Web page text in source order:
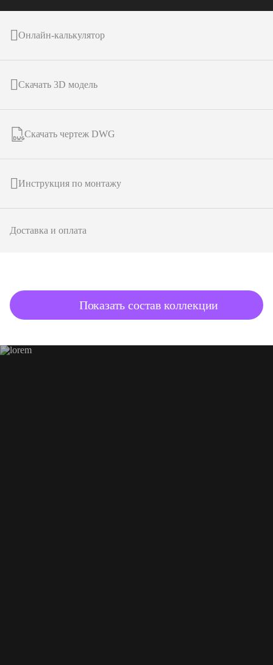
Онлайн-калькулятор
Скачать 3D модель
Скачать чертеж DWG
Инструкция по монтажу
Доставка и оплата
Показать состав коллекции